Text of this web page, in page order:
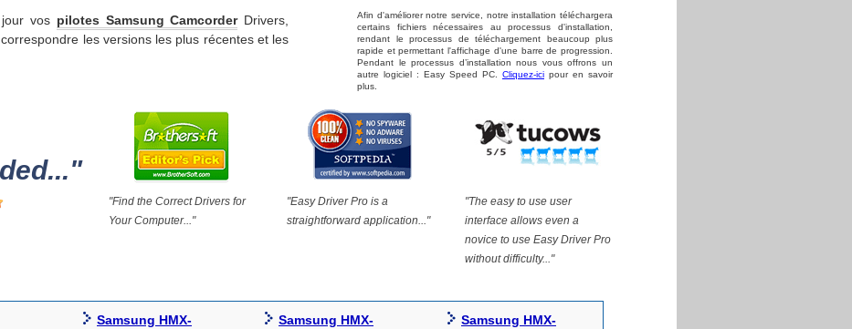
vos pilotes Samsung CamcorderDrivers,
les versions les plus récentes et les
Afin d'améliorer notre service, notre installation téléchargera
certains fichiers nécessaires au processus d'installation,
rendant le processus de téléchargement beaucoup plus
rapide et permettant l'affichage d'une barre de progression.
Pendant le processus d’installation nous vous offrons un
autre logiciel : Easy Speed PC. Cliquez-ici pour en savoir
plus.
"Find the Correct Drivers for
Your Computer..."
"Easy Driver Pro is a
straightforward application..."
"The easy to use user
interface allows even a
novice to use Easy Driver Pro
without difficulty..."
Samsung HMX-
Samsung HMX-
Samsung HMX-